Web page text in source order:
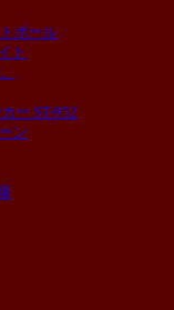
ポール
ト
ー ST-952
ン